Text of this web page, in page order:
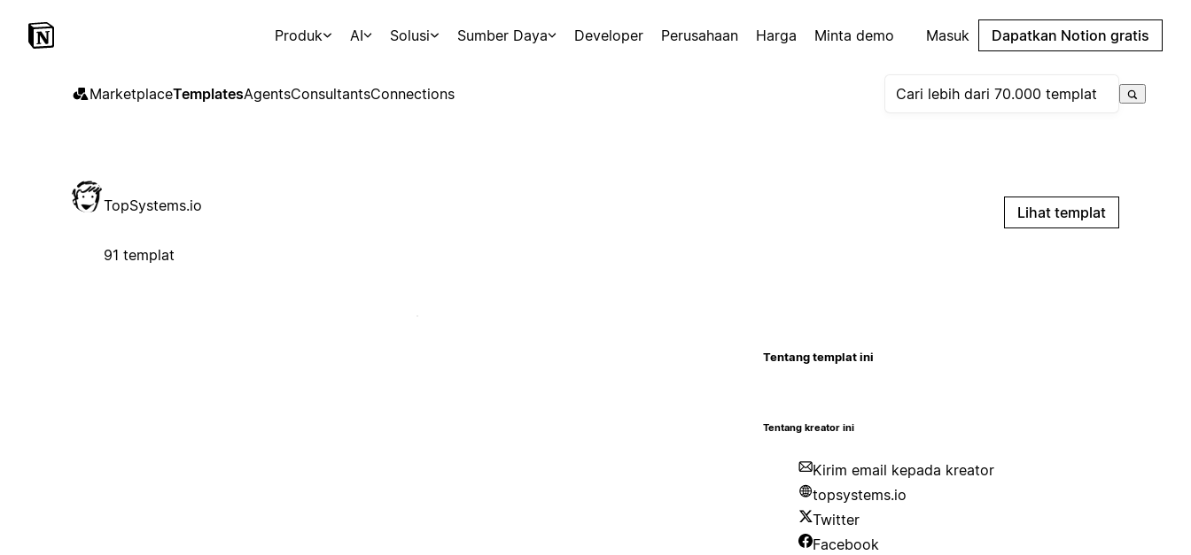
Produk AI Solusi Sumber Daya Developer Perusahaan Harga Minta demo Masuk Dapatkan Notion gratis
MarketplaceTemplatesAgentsConsultantsConnections
TopSystems.io
91 templat
Lihat templat
Tentang templat ini
Tentang kreator ini
Kirim email kepada kreator
topsystems.io
Twitter
Facebook